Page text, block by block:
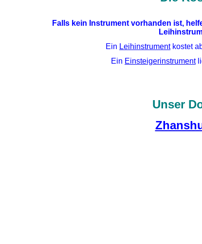
Falls kein Instrument vorhanden ist,
Ein Leihinstrumentkostet
Ein Einsteigerinstrument
Unser